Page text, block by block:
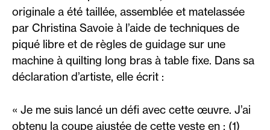
originale a été taillée, assemblée et matelassée
par Christina Savoie à l’aide de techniques de
piqué libre et de règles de guidage sur une
machine à quilting long bras à table fixe. Dans sa
déclaration d’artiste, elle écrit :
« Je me suis lancé un défi avec cette œuvre. J’ai
obtenu la coupe ajustée de cette veste en : (1)